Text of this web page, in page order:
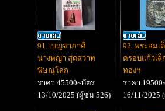
91. เบญจาภาคี
นางพญา สุดสวาท
พิษณุโลก
ราคา 45500~บัตร
13/10/2025 (ผู้ชม 526)
92. พระสม
ครอบแก้วเล็
ทองฯ
ราคา
16/11/2025